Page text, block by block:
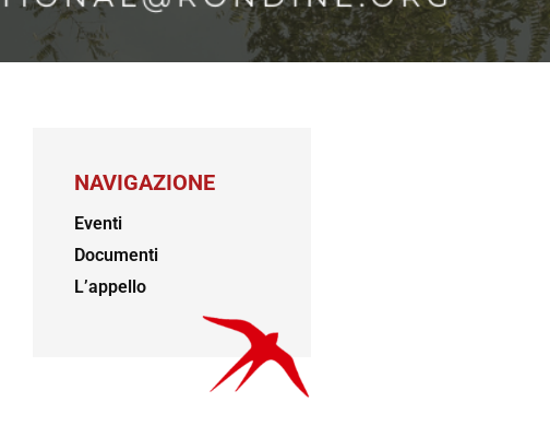
NAVIGAZIONE
Eventi
Documenti
L’appello